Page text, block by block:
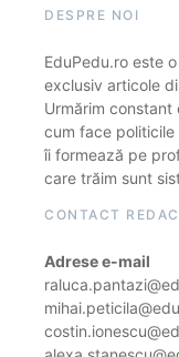
DESPRE NOI
EduPedu.ro este
exclusiv articole
Urmărim
cum face
îi formează pe
care trăim sunt
CONTACT
Adrese e-mail